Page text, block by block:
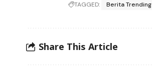
TAGGED: Berita Trending
Share This Article